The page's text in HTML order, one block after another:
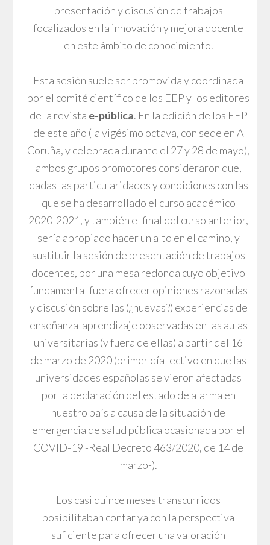
presentación y discusión de trabajos
focalizados en la innovación y mejora docente
en este ámbito de conocimiento.
Esta sesión suele ser promovida y coordinada
por el comité científico de los EEP y los editores
de la revista e-pública. En la edición de los EEP
de este año (la vigésimo octava, con sede en A
Coruña, y celebrada durante el 27 y 28 de mayo),
ambos grupos promotores consideraron que,
dadas las particularidades y condiciones con las
que se ha desarrollado el curso académico
2020-2021, y también el final del curso anterior,
sería apropiado hacer un alto en el camino, y
sustituir la sesión de presentación de trabajos
docentes, por una mesa redonda cuyo objetivo
fundamental fuera ofrecer opiniones razonadas
y discusión sobre las (¿nuevas?) experiencias de
enseñanza-aprendizaje observadas en las aulas
universitarias (y fuera de ellas) a partir del 16
de marzo de 2020 (primer día lectivo en que las
universidades españolas se vieron afectadas
por la declaración del estado de alarma en
nuestro país a causa de la situación de
emergencia de salud pública ocasionada por el
COVID-19 -Real Decreto 463/2020, de 14 de
marzo-).
Los casi quince meses transcurridos
posibilitaban contar ya con la perspectiva
suficiente para ofrecer una valoración